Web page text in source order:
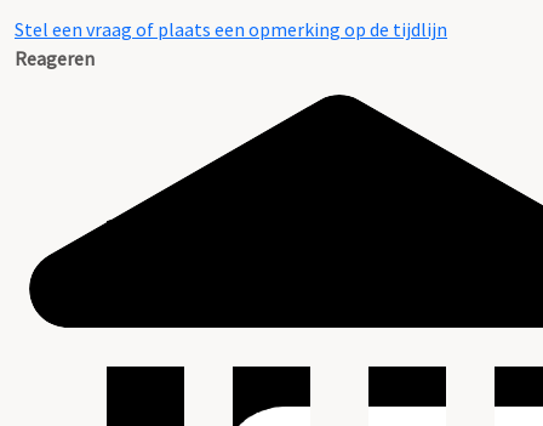
Stel een vraag of plaats een opmerking op de tijdlijn
Reageren